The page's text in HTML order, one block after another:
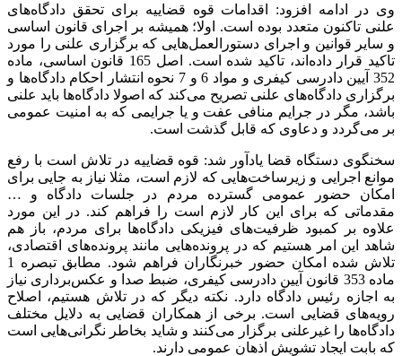
وی در ادامه افزود: اقدامات قوه قضاییه برای تحقق دادگاه‌های
علنی تاکنون متعدد بوده است. اولا؛ همیشه بر اجرای قانون اساسی
و سایر قوانین و اجرای دستورالعمل‌هایی که برگزاری علنی را مورد
تاکید قرار داده‌اند، تاکید شده است. اصل 165 قانون اساسی، ماده
352 آیین دادرسی کیفری و مواد 6 و 7 نحوه انتشار احکام دادگاه‌ها و
برگزاری دادگاه‌های علنی تصریح می‌کند که اصولا دادگاه‌ها باید علنی
باشد، مگر در جرایم منافی عفت و یا جرایمی که به امنیت عمومی
بر می‌گردد و دعاوی که قابل گذشت است.
سخنگوی دستگاه قضا یادآور شد: قوه قضاییه در تلاش است با رفع
موانع اجرایی و زیرساخت‌هایی که لازم است، مثلا نیاز به جایی برای
امکان حضور عمومی گسترده مردم در جلسات دادگاه و …
مقدماتی که برای این کار لازم است را فراهم کند. در این مورد
علاوه بر کمبود ظرفیت‌های فیزیکی دادگاه‌ها برای مردم، باز هم
شاهد این امر هستیم که در پرونده‌هایی مانند پرونده‌های اقتصادی،
تلاش شده امکان حضور خبرنگاران فراهم شود. مطابق تبصره 1
ماده 353 قانون آیین دادرسی کیفری، ضبط صدا و عکس‌برداری نیاز
به اجازه رئیس دادگاه دارد. نکته دیگر که در تلاش هستیم، اصلاح
رویه‌های قضایی است. برخی از همکاران قضایی به دلایل مختلف
دادگاه‌ها را غیرعلنی برگزار می‌کنند و شاید بخاطر نگرانی‌هایی است
که بابت ایجاد تشویش اذهان عمومی دارند.